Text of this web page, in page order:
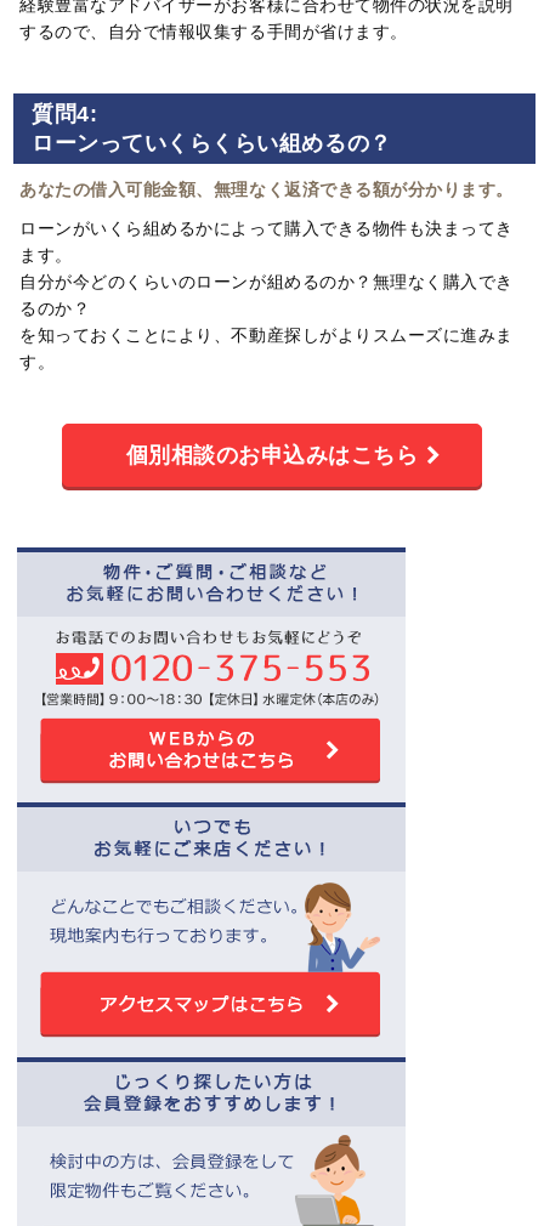
経験豊富なアドバイザーがお客様に合わせて物件の状況を説明
するので、自分で情報収集する手間が省けます。
質問4:
ローンっていくらくらい組めるの？
あなたの借入可能金額、無理なく返済できる額が分かります。
ローンがいくら組めるかによって購入できる物件も決まってき
ます。
自分が今どのくらいのローンが組めるのか？無理なく購入でき
るのか？
を知っておくことにより、不動産探しがよりスムーズに進みま
す。
個別相談のお申込みはこちら